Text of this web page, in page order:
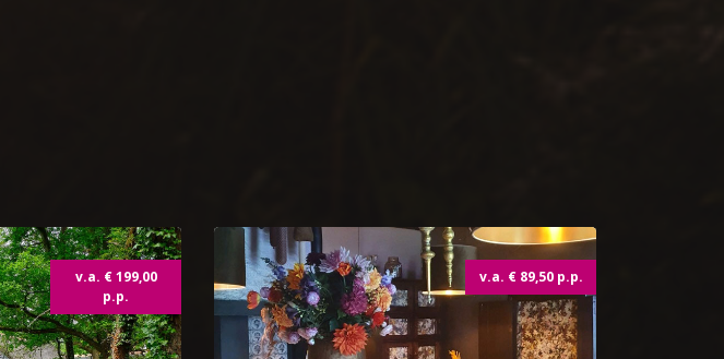
v.a. € 199,00
p.p.
Topdeal
v.a. € 89,50 p.p.
Topdeal